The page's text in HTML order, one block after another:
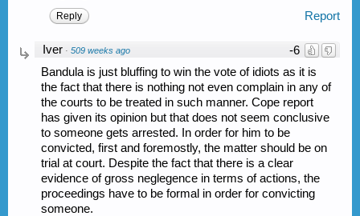
Report
Reply
-6
Iver · 509 weeks ago
Bandula is just bluffing to win the vote of idiots as it is
the fact that there is nothing not even complain in any of
the courts to be treated in such manner. Cope report
has given its opinion but that does not seem conclusive
to someone gets arrested. In order for him to be
convicted, first and foremostly, the matter should be on
trial at court. Despite the fact that there is a clear
evidence of gross neglegence in terms of actions, the
proceedings have to be formal in order for convicting
someone.